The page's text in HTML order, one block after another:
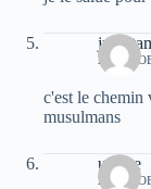
juba
29
c'est le chemin
musulmans
urfane
29